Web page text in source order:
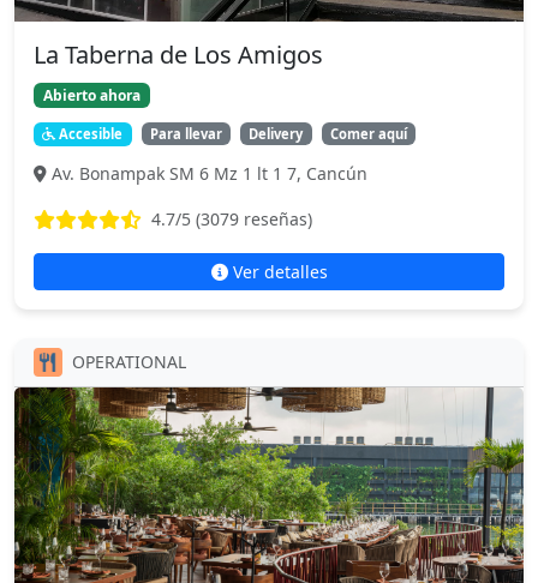
La Taberna de Los Amigos
Abierto ahora
Accesible Para llevar Delivery Comer aquí
Av. Bonampak SM 6 Mz 1 lt 1 7, Cancún
4.7/5 (3079 reseñas)
Ver detalles
OPERATIONAL